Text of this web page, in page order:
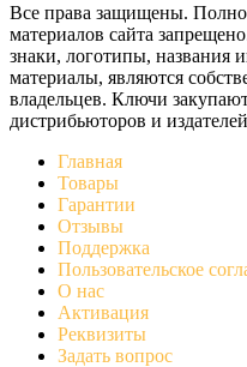
Все права защищены.
материалов сайта
знаки, логотипы, названия
материалы, являются
владельцев. Ключи
дистрибьюторов и
Главная
Товары
Гарантии
Отзывы
Поддержка
Пользовательское
О нас
Активация
Реквизиты
Задать вопрос